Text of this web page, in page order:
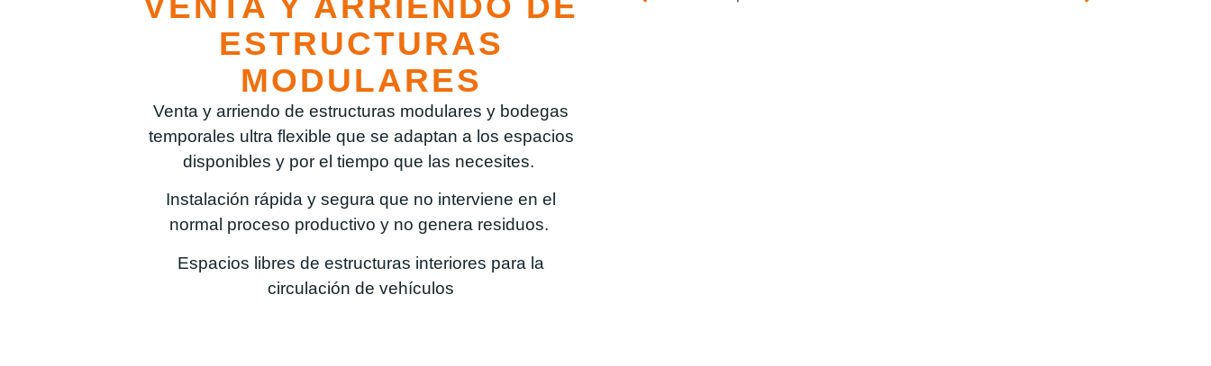
ESTRUCTURAS
MODULARES
Venta y arriendo de estructuras modulares y bodegas
temporales ultra flexible que se adaptan a los espacios
disponibles y por el tiempo que las necesites.
Instalación rápida y segura que no interviene en el
normal proceso productivo y no genera residuos.
Espacios libres de estructuras interiores para la
circulación de vehículos